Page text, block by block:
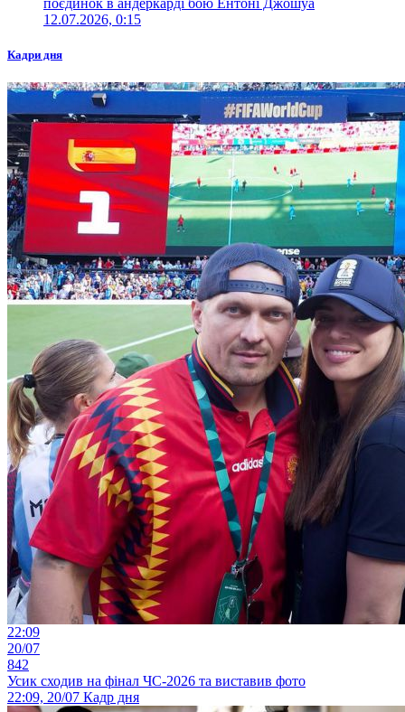
поєдинок в андеркарді бою Ентоні Джошуа
12.07.2026, 0:15
Кадри дня
22:09
20/07
842
Усик сходив на фінал ЧС-2026 та виставив фото
22:09, 20/07 Кадр дня